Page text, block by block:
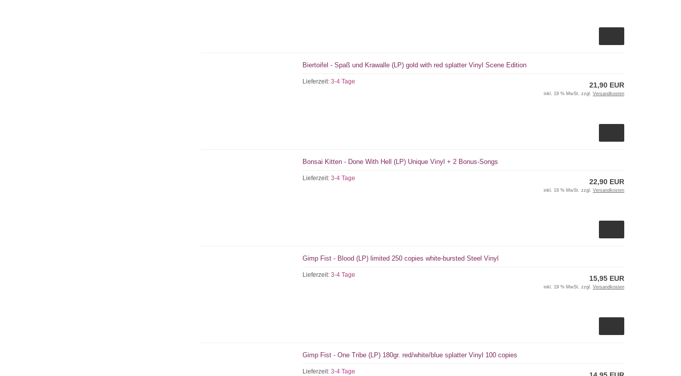
Biertoifel - Spaß und Krawalle (LP) gold with red splatter Vinyl Scene Edition
Lieferzeit:3-4 Tage 21,90 EUR
inkl. 19 % MwSt. zzgl. Versandkosten
Bonsai Kitten - Done With Hell (LP) Unique Vinyl + 2 Bonus-Songs
Lieferzeit:3-4 Tage 22,90 EUR
inkl. 19 % MwSt. zzgl. Versandkosten
Gimp Fist - Blood (LP) limited 250 copies white-bursted Steel Vinyl
Lieferzeit:3-4 Tage 15,95 EUR
inkl. 19 % MwSt. zzgl. Versandkosten
Gimp Fist - One Tribe (LP) 180gr. red/white/blue splatter Vinyl 100 copies
Lieferzeit:3-4 Tage